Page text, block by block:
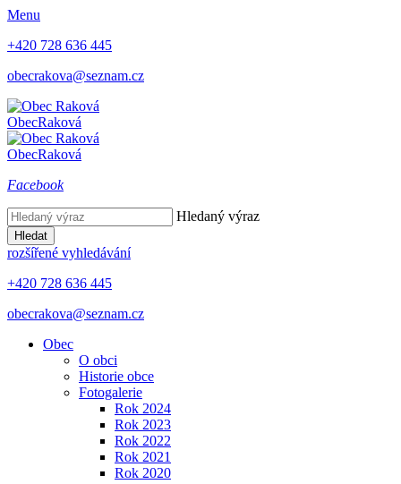
Menu
+420 728 636 445
obecrakova@seznam.cz
ObecRaková
ObecRaková
Facebook
Hledaný výraz
Hledat
rozšířené vyhledávání
+420 728 636 445
obecrakova@seznam.cz
Obec
O obci
Historie obce
Fotogalerie
Rok 2024
Rok 2023
Rok 2022
Rok 2021
Rok 2020